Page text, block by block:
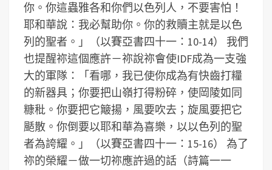
你。你這蟲雅各和你們以色列人，不要害怕！
耶和華說：我必幫助你。你的救贖主就是以色
列的聖者。」（以賽亞書四十一：10-14）
我們
也提醒祢這個應許－祢說祢會使IDF成為一支強
大的軍隊：「看哪，我已使你成為有快齒打糧
的新器具；你要把山嶺打得粉碎，使岡陵如同
糠秕。你要把它簸揚，風要吹去；旋風要把它
颳散。你倒要以耶和華為喜樂，以以色列的聖
者為誇耀。」（以賽亞書四十一：15-16）
為了
祢的榮耀－做一切祢應許過的話（詩篇一一